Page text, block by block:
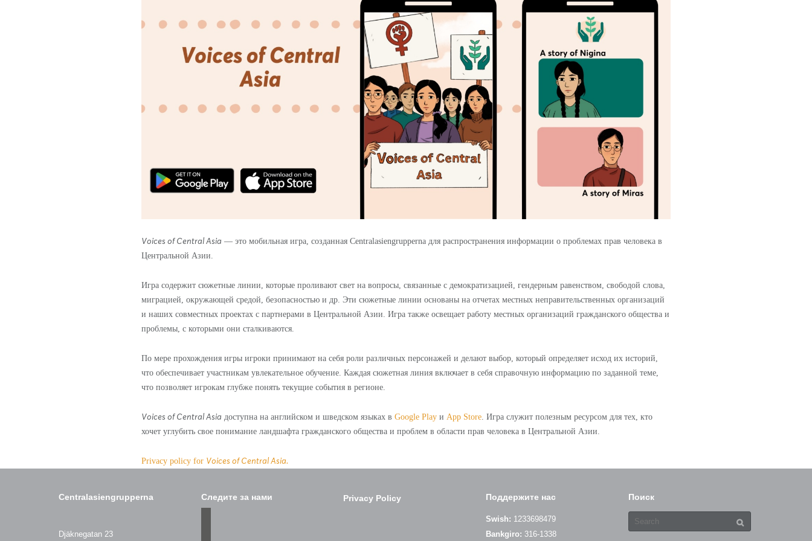
Voices of Central Asia — это мобильная игра, созданная Centralasiengrupperna для распространения информации о проблемах прав человека в
Центральной Азии.
Игра содержит сюжетные линии, которые проливают свет на вопросы, связанные с демократизацией, гендерным равенством, свободой слова,
миграцией, окружающей средой, безопасностью и др. Эти сюжетные линии основаны на отчетах местных неправительственных организаций
и наших совместных проектах с партнерами в Центральной Азии. Игра также освещает работу местных организаций гражданского общества и
проблемы, с которыми они сталкиваются.
По мере прохождения игры игроки принимают на себя роли различных персонажей и делают выбор, который определяет исход их историй,
что обеспечивает участникам увлекательное обучение. Каждая сюжетная линия включает в себя справочную информацию по заданной теме,
что позволяет игрокам глубже понять текущие события в регионе.
Voices of Central Asia доступна на английском и шведском языках в Google Play и App Store . Игра служит полезным ресурсом для тех, кто
хочет углубить свое понимание ландшафта гражданского общества и проблем в области прав человека в Центральной Азии.
Privacy policy for Voices of Central Asia.
Centralasiengrupperna
Djäknegatan 23
Следите за нами Privacy Policy Поддержите нас
Swish: 1233698479
Bankgiro: 316-1338
Поиск
Search
for: